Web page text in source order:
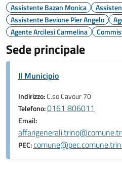
Assistente Bazan Monica
Assistente Bevione Pier Angelo
Agente Arcilesi Carmelina
Sede principale
Il Municipio
Indirizzo:C.so Cavour 70
Telefono:0161 806011
Email:
PEC: